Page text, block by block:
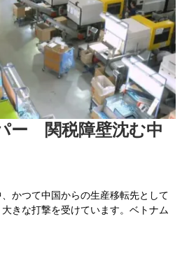
ー 関税障壁沈む中
かつて中国からの生産移転先として
きな打撃を受けています。ベトナム